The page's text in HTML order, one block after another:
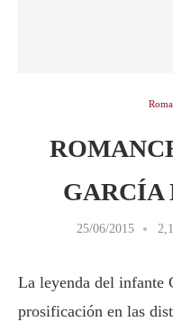
GARCÍA
25/06/2015
La leyenda del infante
prosificación en las